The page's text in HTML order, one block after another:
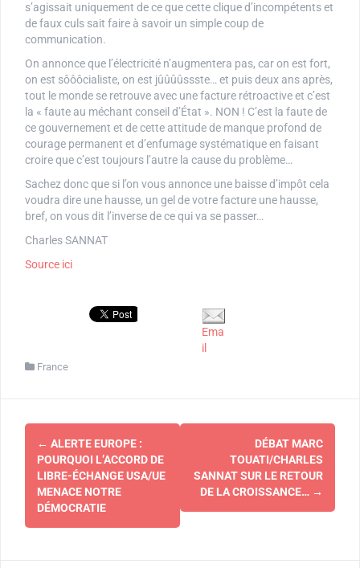
s’agissait uniquement de ce que cette clique d’incompétents et
de faux culs sait faire à savoir un simple coup de
communication.
On annonce que l’électricité n’augmentera pas, car on est fort,
on est sôôôcialiste, on est jûûûûssste… et puis deux ans après,
tout le monde se retrouve avec une facture rétroactive et c’est
la « faute au méchant conseil d’État ». NON ! C’est la faute de
ce gouvernement et de cette attitude de manque profond de
courage permanent et d’enfumage systématique en faisant
croire que c’est toujours l’autre la cause du problème…
Sachez donc que si l’on vous annonce une baisse d’impôt cela
voudra dire une hausse, un gel de votre facture une hausse,
bref, on vous dit l’inverse de ce qui va se passer…
Charles SANNAT
Source ici
Ema
il
France
Navigation
d'article
← ALERTE EUROPE :
POURQUOI L’ACCORD DE
LIBRE-ÉCHANGE USA/UE
MENACE NOTRE
DÉMOCRATIE
DÉBAT MARC
TOUATI/CHARLES
SANNAT SUR LE RETOUR
DE LA CROISSANCE… →